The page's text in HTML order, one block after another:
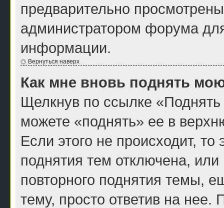
предварительно
администратором форума
информации.
Вернуться наверх
Как мне вновь поднять
Щелкнув по ссылке
можете «поднять» ее в
Если этого не происходит, то
поднятия тем отключена,
повторного поднятия темы,
тему, просто ответив на нее.